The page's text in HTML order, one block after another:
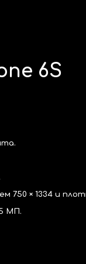
6S
750 × 1334 и
МП.